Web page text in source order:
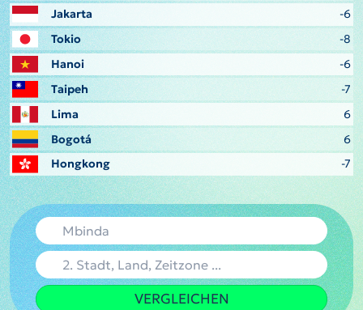
Jakarta
-6
Tokio
-8
Hanoi
-6
Taipeh
-7
Lima
6
Bogotá
6
Hongkong
-7
VERGLEICHEN